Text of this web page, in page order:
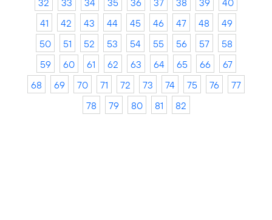
32
33 34 35 36 37 38 39
40
41
42 43 44 45 46 47 48
49
50
51 52 53 54 55 56 57
58
59
60 61 62 63 64 65 66
67
68
69 70 71 72 73 74 75 76
77
78
79 80 81 82